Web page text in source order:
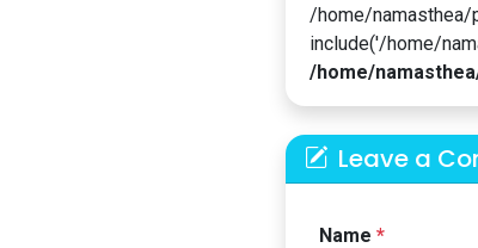
/home/namasthea/
include('/home/
/home/
Leave a
Name*